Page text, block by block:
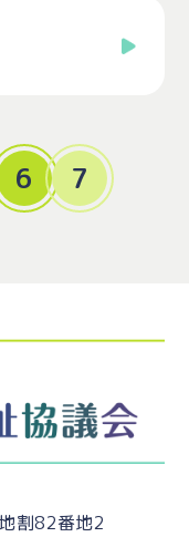
6 7
割82番地2